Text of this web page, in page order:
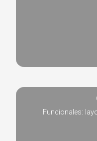
Funcionales: